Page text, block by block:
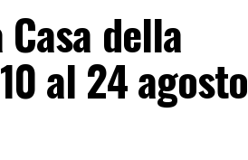
della
al 24 agosto